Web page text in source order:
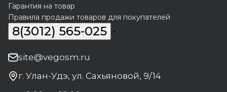
Гарантия на товар
Правила продажи товаров для покупателей
8(3012) 565-025
site@vegosm.ru
г. Улан-Удэ, ул. Сахьяновой, 9/14